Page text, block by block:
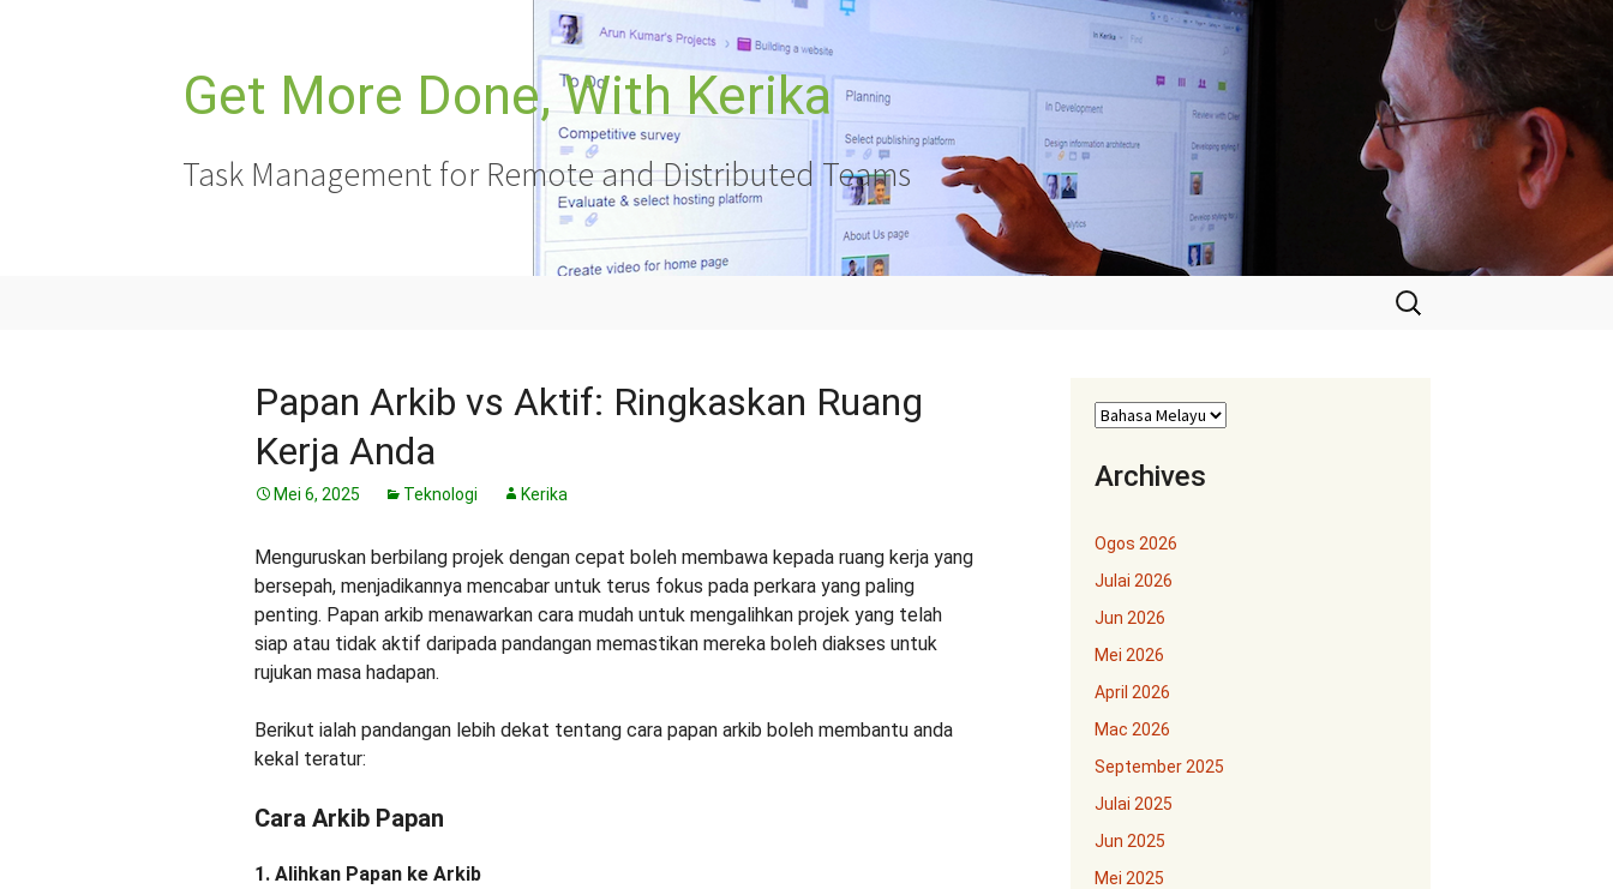
Get More Done, With Kerika
Task Management for Remote and Distributed Teams
Cari:
Papan Arkib vs Aktif: Ringkaskan Ruang
Kerja Anda
Mei 6, 2025 Teknologi Kerika
Menguruskan berbilang projek dengan cepat boleh membawa kepada ruang kerja yang
bersepah, menjadikannya mencabar untuk terus fokus pada perkara yang paling
penting. Papan arkib menawarkan cara mudah untuk mengalihkan projek yang telah
siap atau tidak aktif daripada pandangan memastikan mereka boleh diakses untuk
rujukan masa hadapan.
Berikut ialah pandangan lebih dekat tentang cara papan arkib boleh membantu anda
kekal teratur:
Cara Arkib Papan
1. Alihkan Papan ke Arkib
Archives
Ogos 2026
Julai 2026
Jun 2026
Mei 2026
April 2026
Mac 2026
September 2025
Julai 2025
Jun 2025
Mei 2025